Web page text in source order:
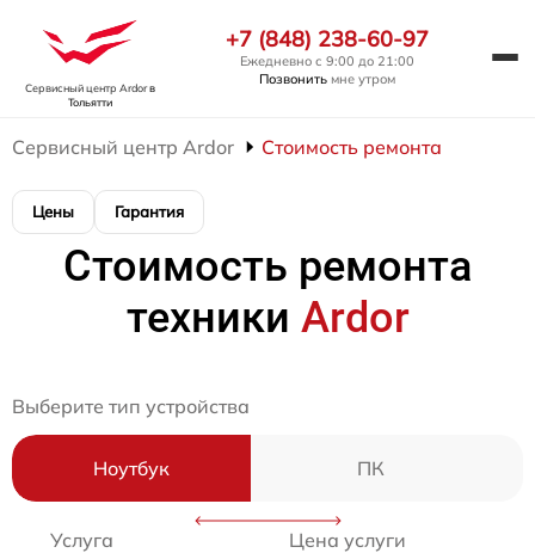
Сервисный центр Ardorв
Тольятти
+7 (848) 238-60-97
Ежедневно с 9:00 до 21:00
Позвонить мне утром
Сервисный центр Ardor Стоимость ремонта
Цены Гарантия
Стоимость ремонта
техники Ardor
Выберите тип устройства
Ноутбук ПК
Услуга Цена услуги